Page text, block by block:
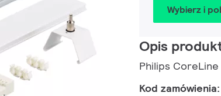
Wybierz i
Opis
Philips
Kod zamówienia: